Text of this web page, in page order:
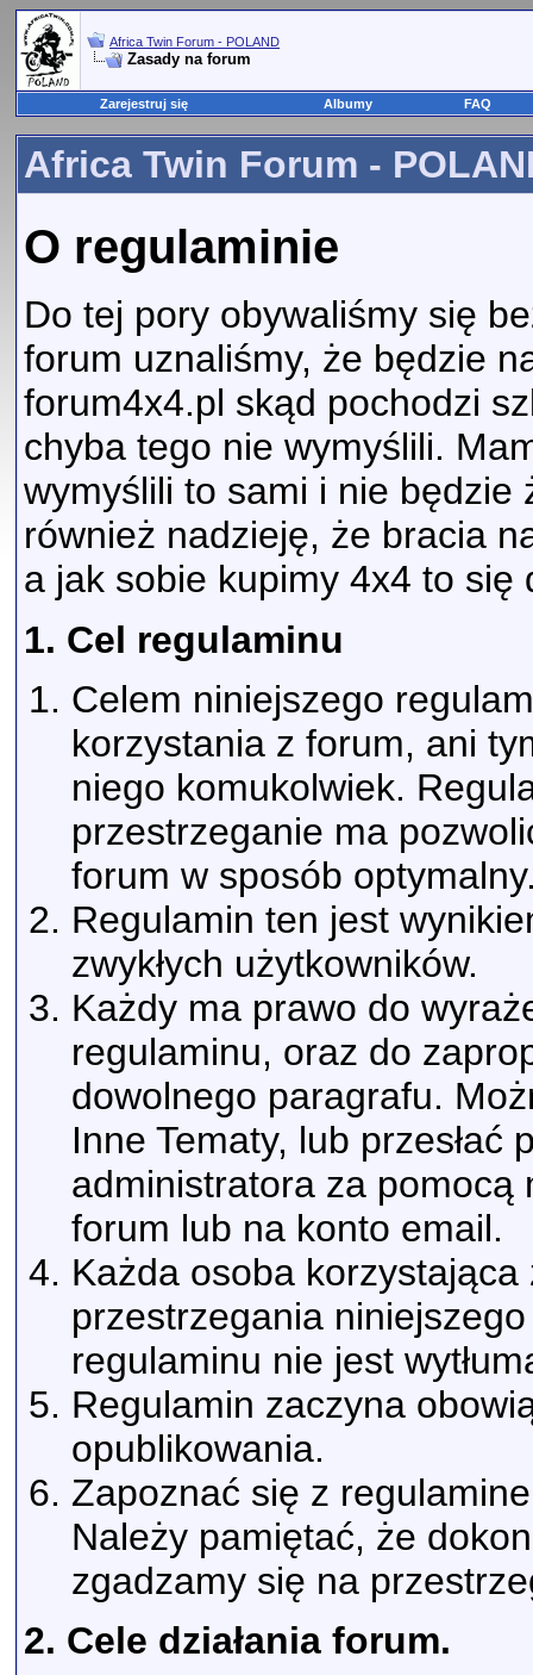
Africa Twin Forum - POLAND
Zasady na forum
Zarejestruj się Albumy FAQ
Africa Twin Forum -
O regulaminie
Do tej pory obywaliśmy się
forum uznaliśmy, że będzie
forum4x4.pl skąd pochodzi
chyba tego nie wymyślili.
wymyślili to sami i nie będzie
również nadzieję, że bracia
a jak sobie kupimy 4x4 to się
1. Cel regulaminu
Celem niniejszego
korzystania z forum, ani
niego komukolwiek.
przestrzeganie ma
forum w sposób
Regulamin ten jest
zwykłych użytkowników.
Każdy ma prawo do
regulaminu, oraz do
dowolnego paragrafu.
Inne Tematy, lub przesłać
administratora za pomocą
forum lub na konto email.
Każda osoba
przestrzegania
regulaminu nie jest
Regulamin zaczyna
opublikowania.
Zapoznać się z
Należy pamiętać, że
zgadzamy się na
2. Cele działania forum.